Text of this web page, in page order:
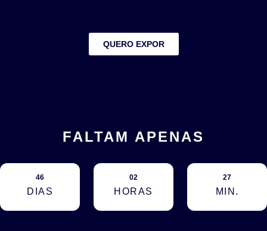
QUERO EXPOR
FALTAM APENAS
46
DIAS
02
HORAS
27
MIN.